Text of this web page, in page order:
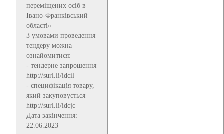
переміщених осіб в
Івано-Франківський
області»
З умовами проведення
тендеру можна
ознайомитися:
- тендерне запрошення
http://surl.li/idcil
- специфікація товару,
який закуповується
http://surl.li/idcjc
Дата закінчення:
22.06.2023